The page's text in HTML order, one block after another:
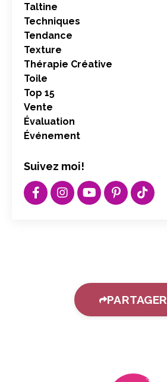
Taltine
Techniques
Tendance
Texture
Thérapie Créative
Toile
Top 15
Vente
Évaluation
Événement
Suivez moi!
PARTAGER